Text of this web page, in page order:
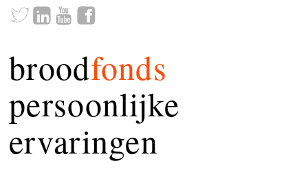
broodfonds
persoonlijke
ervaringen